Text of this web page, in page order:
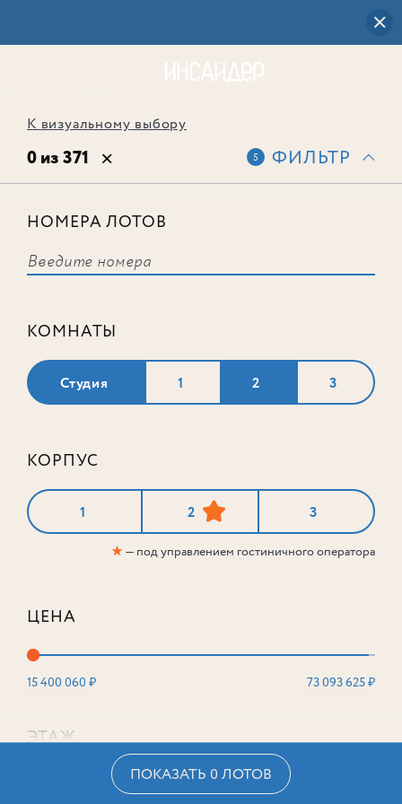
К визуальному выбору
0 из 371 5 ФИЛЬТР
НОМЕРА ЛОТОВ
КОМНАТЫ
Студия 1 2 3
КОРПУС
1 2 3
★— под управлением гостиничного оператора
ЦЕНА
15 400 060 ₽ 73 093 625 ₽
ЭТАЖ
ПОКАЗАТЬ 0 ЛОТОВ
соответствует ни одного лота